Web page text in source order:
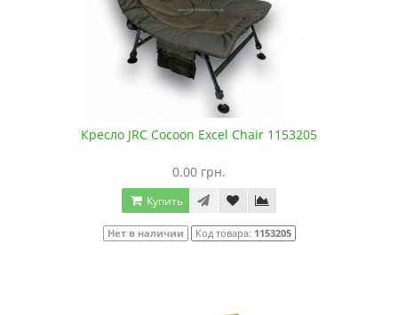
Кресло JRC Cocoon Excel Chair 1153205
0.00 грн.
Купить
Нет в наличии Код товара: 1153205